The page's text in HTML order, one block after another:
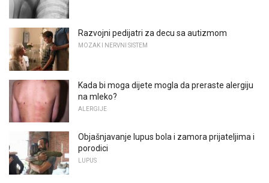
Razvojni pedijatri za decu sa autizmom
MOZAK I NERVNI SISTEM
Kada bi moga dijete mogla da preraste alergiju
na mleko?
ALERGIJE
Objašnjavanje lupus bola i zamora prijateljima i
porodici
LUPUS